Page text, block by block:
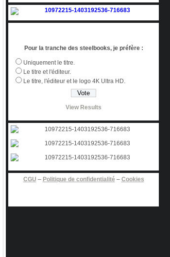
Pour la tranche des steelbooks, je préfère :
Uniquement le titre.
Le titre et l'éditeur.
Le titre, l'éditeur et le logo 4K Ultra HD.
View Results
CGU – Politique de confidentialité – Cookies